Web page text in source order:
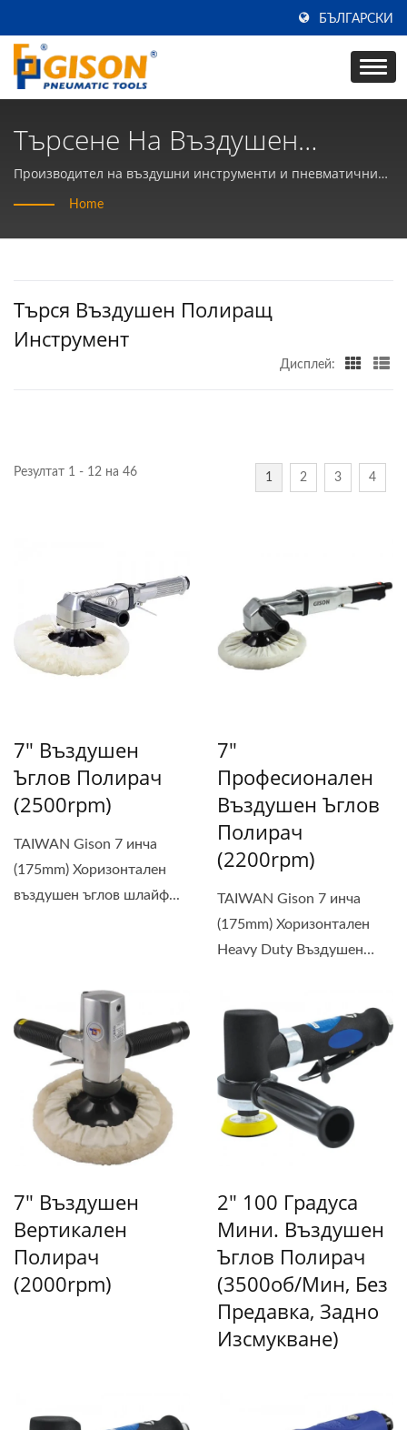
БЪЛГАРСКИ
Търсене На Въздушен
Полиращ Инструмент |
Производител На Ръчни
Въздушни Инструменти И
Gison
Производител на въздушни инструменти и пневматични
ръчни инструменти в ТАЙВАН от 50 години | Gison
Home
Търся Въздушен Полиращ
Инструмент
Дисплей:
Резултат 1 - 12 на 46 1 2 3 4
7" Въздушен
Ъглов Полирач
(2500rpm)
TAIWAN Gison 7 инча
(175mm) Хоризонтален
въздушен ъглов шлайф...
7"
Професионален
Въздушен Ъглов
Полирач
(2200rpm)
TAIWAN Gison 7 инча
(175mm) Хоризонтален
Heavy Duty Въздушен
7" Въздушен
Вертикален
Полирач
(2000rpm)
2" 100 Градуса
Мини. Въздушен
Ъглов Полирач
(3500об/мин, Без
Предавка, Задно
Изсмукване)